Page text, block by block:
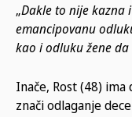
„Dakle to nije kazna
emancipovanu
kao i odluku žene
Inače, Rost (48)
znači odlaganje